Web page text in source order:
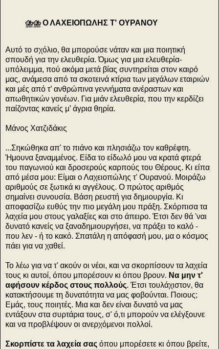
⛈️⛈ Ο ΛΑΧΕΙΟΠΩΛΗΣ Τ' ΟΥΡΑΝΟΥ
Αυτό το σχόλιο, θα μπορούσε νάταν και μια ποιητική
σπουδή για την ελευθερία. Όμως για μια ελευθερία-
υπόλειμμα, πού ακόμα μετά βίας συντηρείται στον καιρό
μας, ανάμεσα από τα σκοτεινά κτίρια των μεγάλων εταιριών
και μές από τ’ ανθρώπινα γεννήματα ανέραστων και
απωθητικών γονέων. Για μιάν ελευθερία, που την κερδίζει
παίζοντας κανείς μ’ άγρια θηρία.
Μάνος Χατζιδάκις
...Σηκώθηκα απ' το πιάνο και πλησιάζω τον καθρέφτη.
Ήμουνα ξαναμμένος. Είδα το είδωλό μου να κρατά φτερά
του παγωνιού και δροσερούς καρπούς του Θέρους. Κι είπα
από μέσα μου: Είμαι ο Λαχειοπώλης τ' Ουρανού. Μοιράζω
αριθμούς σε ξωτικά κι αγγέλους. Ο πρώτος αριθμός
σημαίνει συνουσία. Βάση ρευστή για δημιουργία. Κι
αποφασίζω ευθύς την πιο μεγάλη μου πράξη. Σκόρπισα τα
λαχεία μου στους γαλαξίες και στο άπειρο. Έτσι δεν θά 'ναι
δυνατό κανείς να ξαναδημιουργήσει, να πράξει το καλό -
που λεν - ή το κακό. Σπατάλη η απόφασή μου, μα ο κόσμος
πάει για να χαθεί.
Το λέω για να τ' ακούν οι νέοι, και να σκορπίσουν τα λαχεία
τους κι αυτοί, όπου μπορέσουν κι όπου βρουν. Να μην τ'
αφήσουν κέρδος στους πολλούς. Έτσι τουλάχιστον, θα
κατακτήσουμε τη δυνατότητα να μας φοβούνται. Ποιους;
Εμάς, τους ποιητές. Μια και δεν είναι δυνατό να μας
εντάξουν στα συρτάρια τους, σ' ό,τι μπορούν να ελέγξουνε
και να προβλέψουν οι ανερχόμενοι πολλοί.
Σκορπίστε τα λαχεία σας όπου μπορέσετε κι όπου βρείτε,